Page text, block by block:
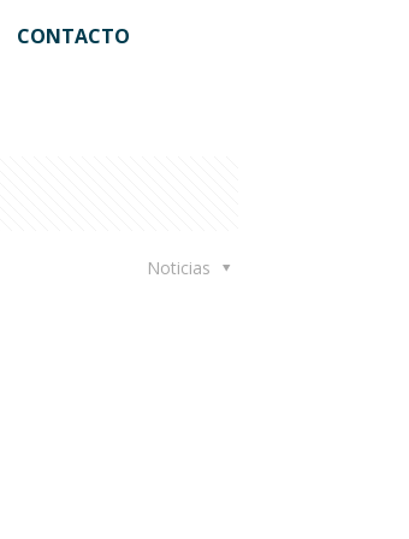
CONTACTO
Noticias